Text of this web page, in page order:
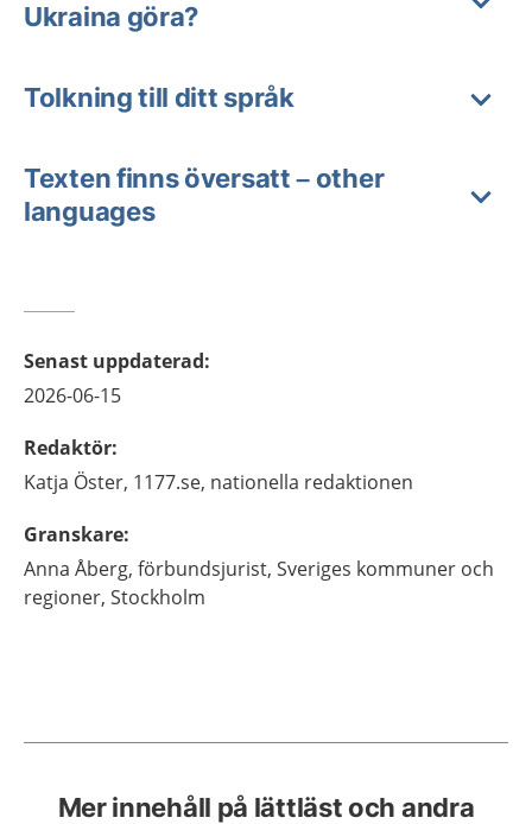
Ukraina göra?
Tolkning till ditt språk
Texten finns översatt – other
languages
Senast uppdaterad:
2026-06-15
Redaktör:
Katja Öster, 1177.se, nationella redaktionen
Granskare:
Anna Åberg, förbundsjurist, Sveriges kommuner och
regioner, Stockholm
Mer innehåll på lättläst och andra